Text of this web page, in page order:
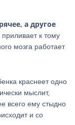
а другое
приливает к тому
мозга работает
краснеет одно
мыслит,
всего ему стыдно
и со